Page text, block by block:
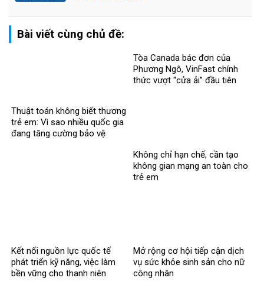
Bài viết cùng chủ đề:
Thuật toán không biết thương
trẻ em: Vì sao nhiều quốc gia
đang tăng cường bảo vệ
Tòa Canada bác đơn của
Phương Ngô, VinFast chính
thức vượt “cửa ải” đầu tiên
Không chỉ hạn chế, cần tạo
không gian mạng an toàn cho
trẻ em
Kết nối nguồn lực quốc tế
phát triển kỹ năng, việc làm
bền vững cho thanh niên
Mở rộng cơ hội tiếp cận dịch
vụ sức khỏe sinh sản cho nữ
công nhân